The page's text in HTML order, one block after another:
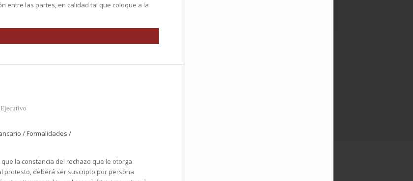
entre las partes, en calidad tal que coloque a la
/ Formalidades /
la constancia del rechazo que le otorga
protesto, deberá ser suscripto por persona